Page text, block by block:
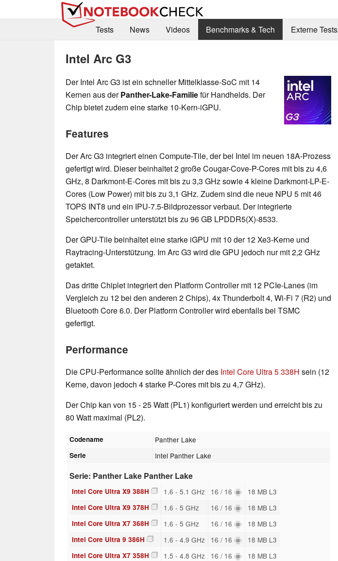
Tests
News Videos Benchmarks & Tech Externe Tests
Intel Arc G3
Der Intel Arc G3 ist ein schneller Mittelklasse-SoC mit 14
Kernen aus derPanther-Lake-Familiefür Handhelds. Der
Chip bietet zudem eine starke 10-Kern-iGPU.
Features
Der Arc G3 integriert einen Compute-Tile, der bei Intel im neuen 18A-Prozess
gefertigt wird. Dieser beinhaltet 2 große Cougar-Cove-P-Cores mit bis zu 4,6
GHz, 8 Darkmont-E-Cores mit bis zu 3,3 GHz sowie 4 kleine Darkmont-LP-E-
Cores (Low Power) mit bis zu 3,1 GHz. Zudem sind die neue NPU 5 mit 46
TOPS INT8 und ein IPU-7.5-Bildprozessor verbaut. Der integrierte
Speichercontroller unterstützt bis zu 96 GB LPDDR5(X)-8533.
Der GPU-Tile beinhaltet eine starke iGPU mit 10 der 12 Xe3-Kerne und
Raytracing-Unterstützung. Im Arc G3 wird die GPU jedoch nur mit 2,2 GHz
getaktet.
Das dritte Chiplet integriert den Platform Controller mit 12 PCIe-Lanes (im
Vergleich zu 12 bei den anderen 2 Chips), 4x Thunderbolt 4, Wi-Fi 7 (R2) und
Bluetooth Core 6.0. Der Platform Controller wird ebenfalls bei TSMC
gefertigt.
Performance
Die CPU-Performance sollte ähnlich der des Intel Core Ultra 5 338H sein (12
Kerne, davon jedoch 4 starke P-Cores mit bis zu 4,7 GHz).
Der Chip kan von 15 - 25 Watt (PL1) konfiguriert werden und erreicht bis zu
80 Watt maximal (PL2).
Codename Panther Lake
Serie Intel Panther Lake
Serie: Panther Lake Panther Lake
Intel Core Ultra X9 388H 1.6 - 5.1 GHz 16 / 16 18 MB L3
Intel Core Ultra X9 378H 1.6 - 5 GHz 16 / 16 18 MB L3
Intel Core Ultra X7 368H 1.6 - 5 GHz 16 / 16 18 MB L3
Intel Core Ultra 9 386H 1.6 - 4.9 GHz 16 / 16 18 MB L3
Intel Core Ultra X7 358H 1.5 - 4.8 GHz 16 / 16 18 MB L3